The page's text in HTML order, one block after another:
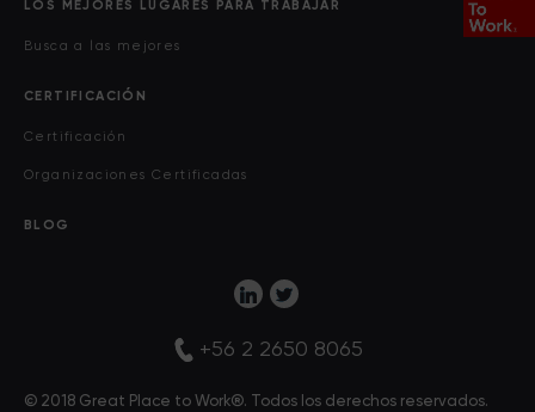
LOS MEJORES LUGARES PARA TRABAJAR
Busca a las mejores
CERTIFICACIÓN
Certificación
Organizaciones Certificadas
BLOG
+56 2 2650 8065
© 2018 Great Place to Work®. Todos los derechos reservados.